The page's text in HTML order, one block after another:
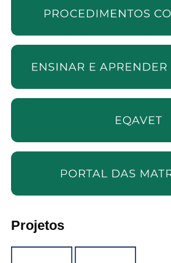
Projetos